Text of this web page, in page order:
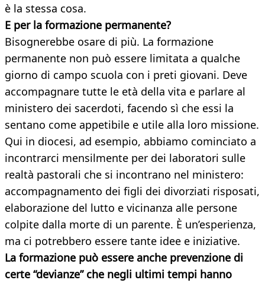
è la stessa cosa.
E per la formazione permanente?
Bisognerebbe osare di più. La formazione
permanente non può essere limitata a qualche
giorno di campo scuola con i preti giovani. Deve
accompagnare tutte le età della vita e parlare al
ministero dei sacerdoti, facendo sì che essi la
sentano come appetibile e utile alla loro missione.
Qui in diocesi, ad esempio, abbiamo cominciato a
incontrarci mensilmente per dei laboratori sulle
realtà pastorali che si incontrano nel ministero:
accompagnamento dei figli dei divorziati risposati,
elaborazione del lutto e vicinanza alle persone
colpite dalla morte di un parente. È un’esperienza,
ma ci potrebbero essere tante idee e iniziative.
La formazione può essere anche prevenzione di
certe “devianze” che negli ultimi tempi hanno